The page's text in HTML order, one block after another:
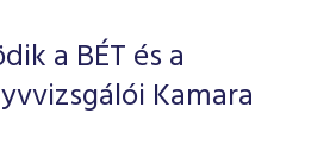
a BÉT és a
Kamara